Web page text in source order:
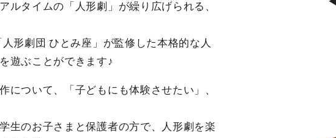
ルタイムの「人形劇」が繰り広げられる、
形劇団 ひとみ座」が監修した本格的な人
遊ぶことができます♪
について、「子どもにも体験させたい」、
生のお子さまと保護者の方で、人形劇を楽